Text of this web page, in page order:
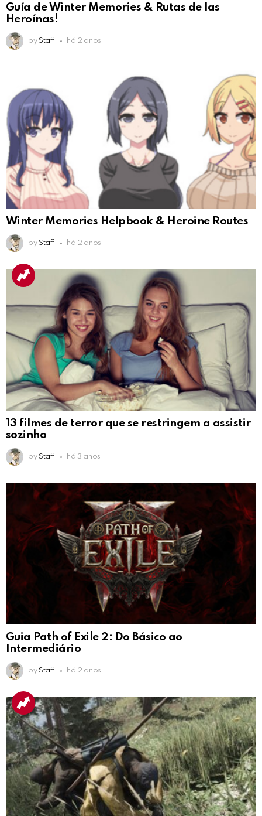
Guía de Winter Memories & Rutas de las
Heroínas!
by Staff há 2 anos
Winter Memories Helpbook & Heroine Routes
by Staff há 2 anos
13 filmes de terror que se restringem a assistir
sozinho
by Staff há 3 anos
Guia Path of Exile 2: Do Básico ao
Intermediário
by Staff há 2 anos